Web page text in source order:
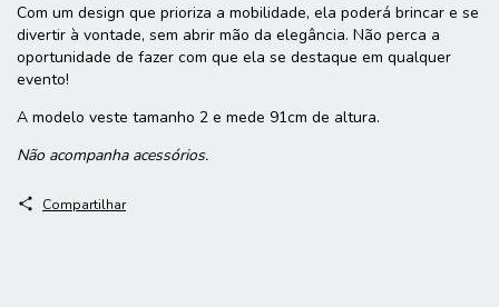
Com um design que prioriza a mobilidade, ela poderá brincar e se
divertir à vontade, sem abrir mão da elegância. Não perca a
oportunidade de fazer com que ela se destaque em qualquer
evento!
A modelo veste tamanho 2 e mede 91cm de altura.
Não acompanha acessórios.
Compartilhar